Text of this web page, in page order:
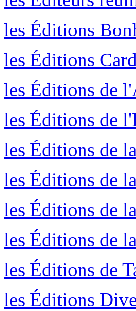
les Éditions
les Éditions
les Éditions de
les Éditions de
les Éditions de
les Éditions de
les Éditions de
les Éditions de
les Éditions de
les Éditions